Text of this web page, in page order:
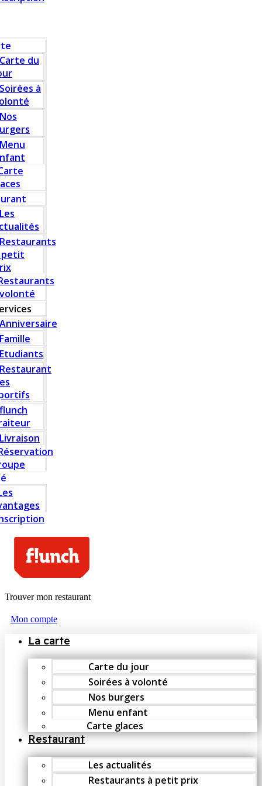
Carte du
Soirées à
Nos
Menu
Les
Restaurants
petit
Anniversaire
Famille
Etudiants
Restaurant
flunch
Livraison
Trouver mon restaurant
Mon compte
La carte
Carte du jour
Soirées à volonté
Nos burgers
Menu enfant
Carte glaces
Restaurant
Les actualités
Restaurants à petit prix